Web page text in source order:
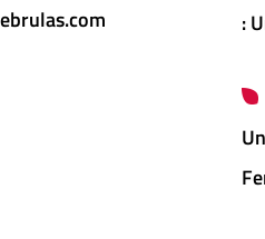
: